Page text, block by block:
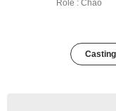
Rôle : Chao